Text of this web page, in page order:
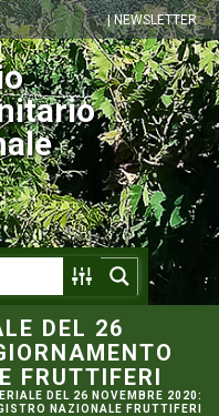
| NEWSLETTER
DEL 26
FRUTTIFERI
DEL 26 NOVEMBRE 2020:
NAZIONALE FRUTTIFERI